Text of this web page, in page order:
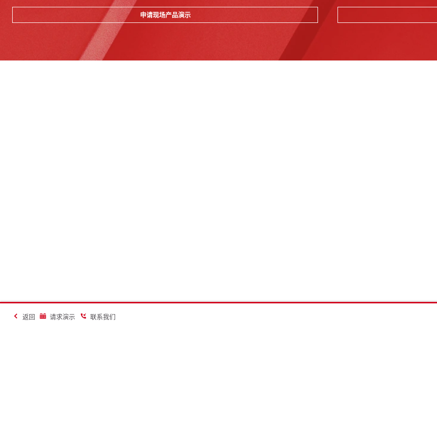
申请现场产品演示
返回 请求演示 联系我们